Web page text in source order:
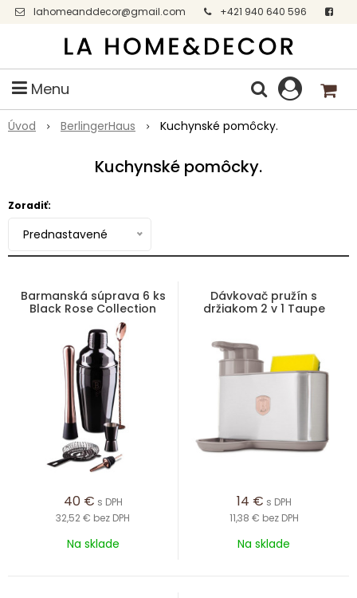
lahomeanddecor@gmail.com
+421 940 640 596
Facebook
Menu
Úvod BerlingerHaus Kuchynské pomôcky.
Kuchynské pomôcky.
Zoradiť:
Prednastavené
Barmanská súprava 6 ks
Black Rose Collection
40 € s DPH
32,52 € bez DPH
Na sklade
Dávkovač pružín s
držiakom 2 v 1 Taupe
14 € s DPH
11,38 € bez DPH
Na sklade